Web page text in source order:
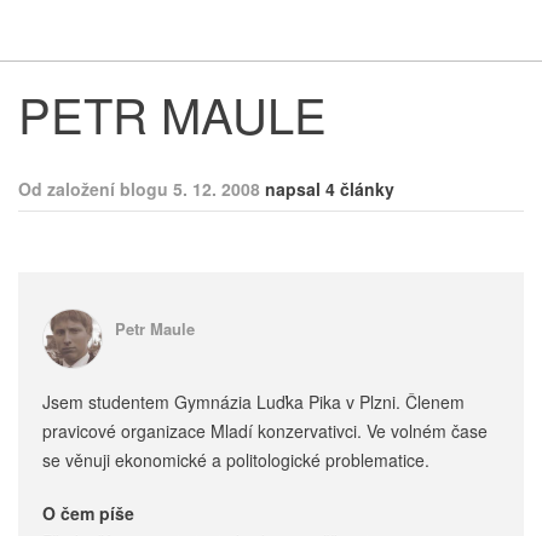
PETR MAULE
Od založení blogu 5. 12. 2008 napsal 4 články
Petr Maule
Jsem studentem Gymnázia Luďka Pika v Plzni. Členem
pravicové organizace Mladí konzervativci. Ve volném čase
se věnuji ekonomické a politologické problematice.
O čem píše